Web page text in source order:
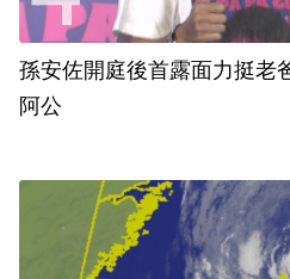
孫安佐開庭後首露面力挺
阿公